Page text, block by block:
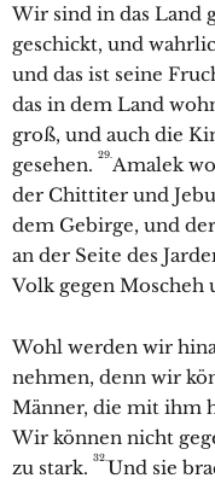
Wir sind in das Land
geschickt, und
und das ist seine
das in dem Land
groß, und auch die
gesehen. 29.Amalek
der Chittiter und
dem Gebirge, und
an der Seite des
Volk gegen Moscheh
Wohl werden wir
nehmen, denn wir
Männer, die mit ihm
Wir können nicht
zu stark. 32.Und sie